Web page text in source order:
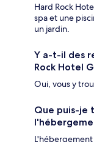
Hard Rock
spa et une
un jardin.
Y a-t-il des
Rock Hotel
Oui, vous y
Que puis-je
L'hébergement